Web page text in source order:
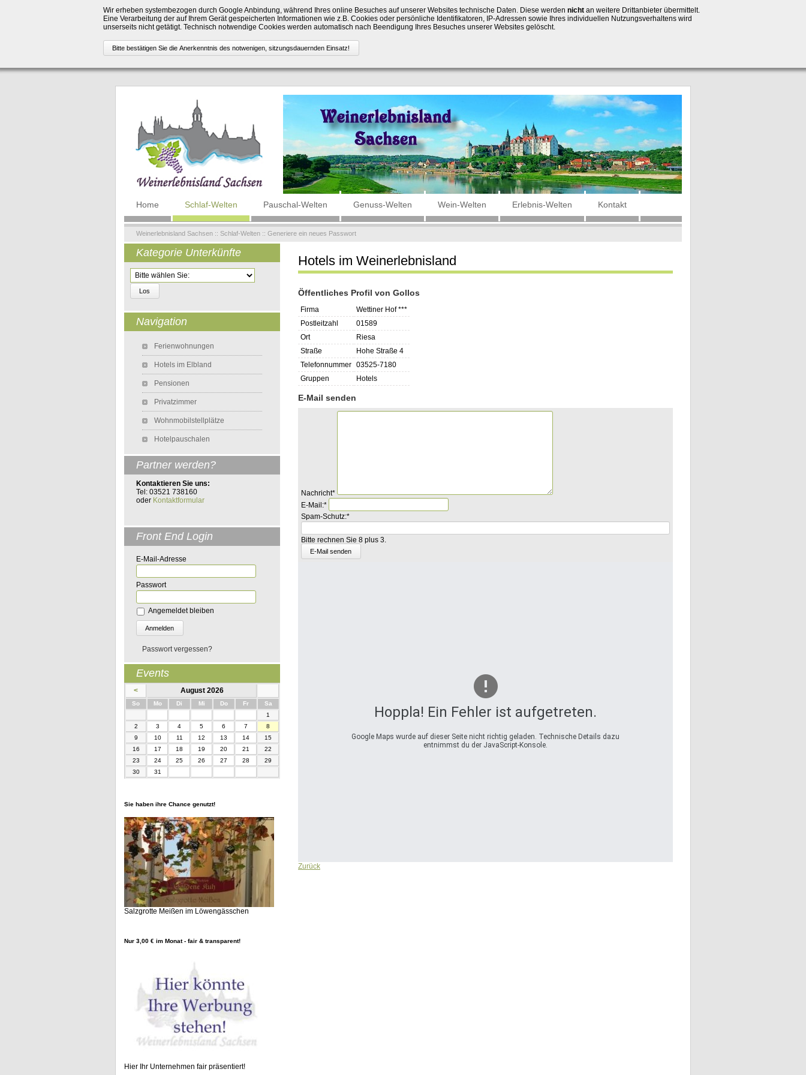
Wir erheben systembezogen durch Google Anbindung, während Ihres online Besuches auf unserer Websites technische Daten. Diese werden nicht an weitere Drittanbieter übermittelt.
Eine Verarbeitung der auf Ihrem Gerät gespeicherten Informationen wie z.B. Cookies oder persönliche Identifikatoren, IP-Adressen sowie Ihres individuellen Nutzungsverhaltens wird
unserseits nicht getätigt. Technisch notwendige Cookies werden automatisch nach Beendigung Ihres Besuches unserer Websites gelöscht.
Navigation
überspringen
Home Schlaf-Welten Pauschal-Welten Genuss-Welten Wein-Welten Erlebnis-Welten Kontakt
Weinerlebnisland Sachsen :: Schlaf-Welten :: Generiere ein neues Passwort
Hotels im Weinerlebnisland
Öffentliches Profil von Gollos
Firma
Wettiner Hof ***
Postleitzahl
01589
Ort
Riesa
Straße
Hohe Straße 4
Telefonnummer 03525-7180
Gruppen
Hotels
E-Mail senden
Nachricht*
Pflichtfeld
E-Mail:*
Pflichtfeld
Spam-Schutz:*Bitte
rechnen
Sie
2
plus
9.
Bitte rechnen Sie 8 plus 3.
Hoppla! Ein Fehler ist aufgetreten.
Google Maps wurde auf dieser Seite nicht richtig geladen. Technische Details dazu
entnimmst du der JavaScript-Konsole.
Zurück
Kategorie Unterkünfte
Zielseite
Navigation
Ferienwohnungen
Hotels im Elbland
Pensionen
Privatzimmer
Wohnmobilstellplätze
Hotelpauschalen
Partner werden?
Kontaktieren Sie uns:
Tel: 03521 738160
oder Kontaktformular
Front End Login
E-Mail-Adresse
Passwort
Angemeldet bleiben
Passwort vergessen?
Events
< August 2026
SonntagMontag Di enstagMittwochDonnerstag
Freitag Samstag
1
2
3 4 5 6 7
8
9
10 11 12 13 14
15
16
17 18 19 20 21
22
23
24 25 26 27 28
29
30
31
Sie haben ihre Chance genutzt!
Salzgrotte Meißen im Löwengässchen
Nur 3,00 € im Monat - fair & transparent!
Hier Ihr Unternehmen fair präsentiert!